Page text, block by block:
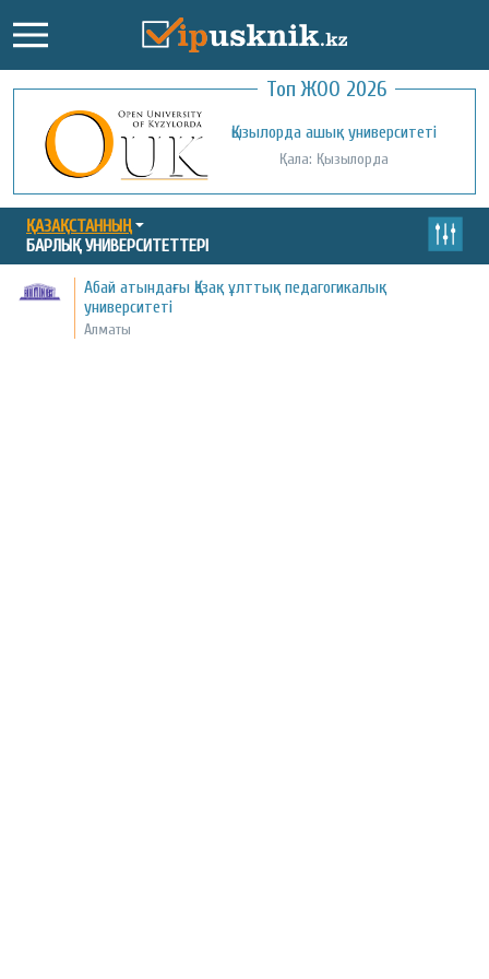
Топ ЖОО 2026
Қызылорда ашық университеті
Қала: Қызылорда
Қожа Ахмет Ясауи атындағы Халықаралық
қазақ-түрік университеті
Қала: Түркістан
ҚАЗАҚСТАННЫҢ
БАРЛЫҚ УНИВЕРСИТЕТТЕРІ
Абай атындағы Қазақ ұлттық педагогикалық
университеті
Алматы